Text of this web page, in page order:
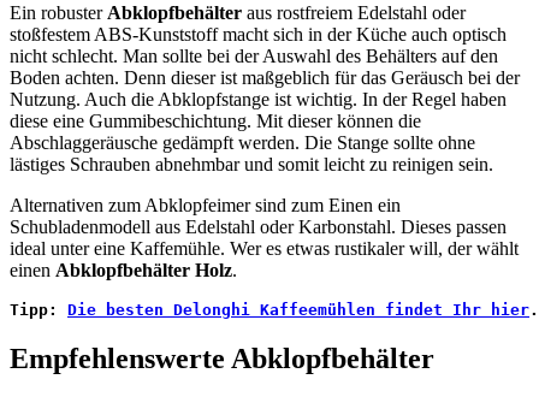
Ein robuster Abklopfbehälter aus rostfreiem Edelstahl oder
stoßfestem ABS-Kunststoff macht sich in der Küche auch optisch
nicht schlecht. Man sollte bei der Auswahl des Behälters auf den
Boden achten. Denn dieser ist maßgeblich für das Geräusch bei der
Nutzung. Auch die Abklopfstange ist wichtig. In der Regel haben
diese eine Gummibeschichtung. Mit dieser können die
Abschlaggeräusche gedämpft werden. Die Stange sollte ohne
lästiges Schrauben abnehmbar und somit leicht zu reinigen sein.
Alternativen zum Abklopfeimer sind zum Einen ein
Schubladenmodell aus Edelstahl oder Karbonstahl. Dieses passen
ideal unter eine Kaffemühle. Wer es etwas rustikaler will, der wählt
einen Abklopfbehälter Holz.
Tipp: Die besten Delonghi Kaffeemühlen findet Ihr hier.
Empfehlenswerte Abklopfbehälter